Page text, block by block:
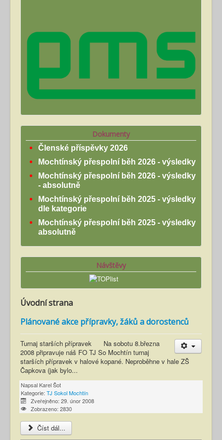
Dokumenty
Členské příspěvky 2026
Mochtínský přespolní běh 2026 - výsledky
Mochtínský přespolní běh 2026 - výsledky
- absolutně
Mochtínský přespolní běh 2025 - výsledky
dle kategorie
Mochtínský přespolní běh 2025 - výsledky
absolutně
Návštěvy
Úvodní strana
Plánované akce přípravky, žáků a dorostenců
Turnaj starších přípravek Na sobotu 8.března
2008 připravuje náš FO TJ So Mochtín turnaj
starších přípravek v halové kopané. Neproběhne v hale ZŠ
Čapkova (jak bylo...
Napsal Karel Šot
Kategorie: TJ Sokol Mochtín
Zveřejněno: 29. únor 2008
Zobrazeno: 2830
Číst dál...